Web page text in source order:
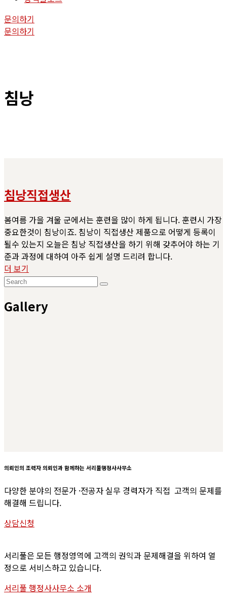
문의하기
문의하기
침낭
침낭직접생산
봄여름 가을 겨울 군에서는 훈련을 많이 하게 됩니다. 훈련시 가장
중요한것이 침낭이죠. 침낭이 직접생산 제품으로 어떻게 등록이
될수 있는지 오늘은 침낭 직접생산을 하기 위해 갖추어야 하는 기
준과 과정에 대하여 아주 쉽게 설명 드리려 합니다.
더 보기
Gallery
의뢰인의 조력자 의뢰인과 함께하는 서리풀행정사사무소
다양한 분야의 전문가 ·전공자 실무 경력자가 직접 고객의 문제를
해결해 드립니다.
상담신청
서리풀은 모든 행정영역에 고객의 권익과 문제해결을 위하여 열
정으로 서비스하고 있습니다.
서리풀 행정사사무소 소개